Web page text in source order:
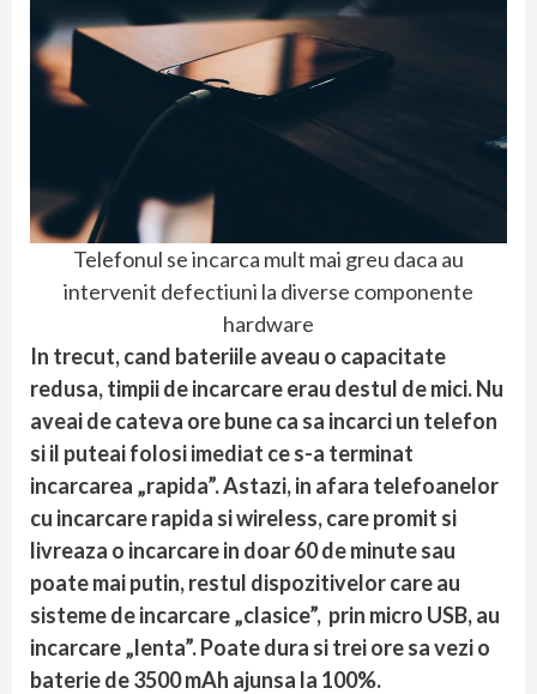
Telefonul se incarca mult mai greu daca au
intervenit defectiuni la diverse componente
hardware
In trecut, cand bateriile aveau o capacitate
redusa, timpii de incarcare erau destul de mici. Nu
aveai de cateva ore bune ca sa incarci un telefon
si il puteai folosi imediat ce s-a terminat
incarcarea „rapida”. Astazi, in afara telefoanelor
cu incarcare rapida si wireless, care promit si
livreaza o incarcare in doar 60 de minute sau
poate mai putin, restul dispozitivelor care au
sisteme de incarcare „clasice”, prin micro USB, au
incarcare „lenta”. Poate dura si trei ore sa vezi o
baterie de 3500 mAh ajunsa la 100%.